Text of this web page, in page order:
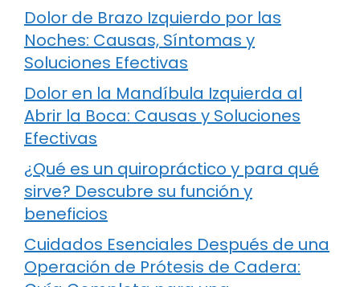
Dolor de Brazo Izquierdo por las
Noches: Causas, Síntomas y
Soluciones Efectivas
Dolor en la Mandíbula Izquierda al
Abrir la Boca: Causas y Soluciones
Efectivas
¿Qué es un quiropráctico y para qué
sirve? Descubre su función y
beneficios
Cuidados Esenciales Después de una
Operación de Prótesis de Cadera: